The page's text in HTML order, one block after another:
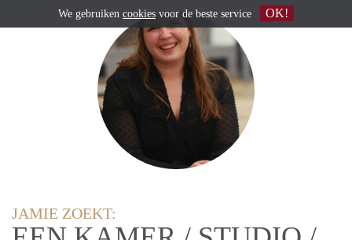
JAMIE ZOEKT:
We gebruiken cookies voor de beste service OK!